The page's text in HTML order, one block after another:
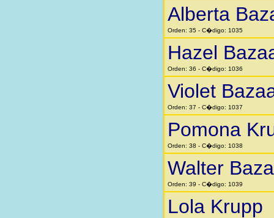
Alberta
Orden: 35 - C�digo: 1035
Hazel
Orden: 36 - C�digo: 1036
Violet
Orden: 37 - C�digo: 1037
Pomona
Orden: 38 - C�digo: 1038
Walter
Orden: 39 - C�digo: 1039
Lola Krupp